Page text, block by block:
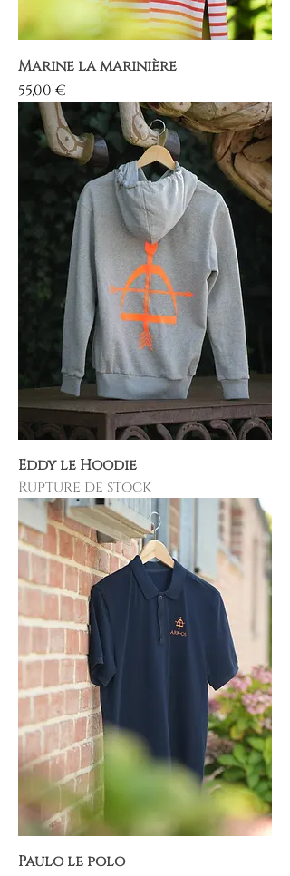
Marine la marinière
Prix
55,00 €
Eddy le Hoodie
Rupture de stock
Paulo le polo